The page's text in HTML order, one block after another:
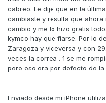
cabreo. Le dije que en la
cambiaste y resulta que
cambio y me lo hizo gratis
kymco hay que fiarse. Por lo
Zaragoza y viceversa y con
veces la correa . 1 se me
pero eso era por defecto de
Enviado desde mi iPhone